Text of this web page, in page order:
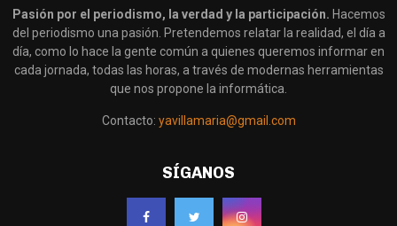
Pasión por el periodismo, la verdad y la participación. Hacemos
del periodismo una pasión. Pretendemos relatar la realidad, el día a
día, como lo hace la gente común a quienes queremos informar en
cada jornada, todas las horas, a través de modernas herramientas
que nos propone la informática.
Contacto: yavillamaria@gmail.com
SÍGANOS